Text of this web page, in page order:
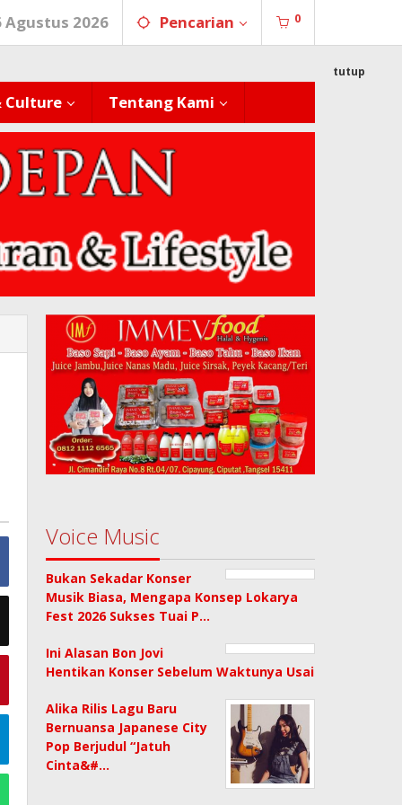
Agustus 2026 Pencarian 0
Culture Tentang Kami
tutup
Voice Music
Bukan Sekadar Konser
Musik Biasa, Mengapa Konsep Lokarya
Fest 2026 Sukses Tuai P…
Ini Alasan Bon Jovi
Hentikan Konser Sebelum Waktunya Usai
Alika Rilis Lagu Baru
Bernuansa Japanese City
Pop Berjudul “Jatuh
Cinta&#…